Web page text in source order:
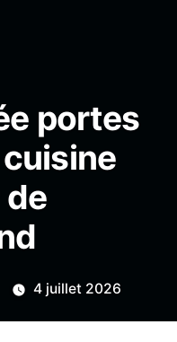
portes
4 juillet 2026